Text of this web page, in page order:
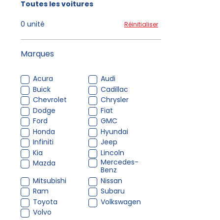
Toutes les voitures
0 unité Réinitialiser
Marques
Acura
Audi
Buick
Cadillac
Chevrolet
Chrysler
Dodge
Fiat
Ford
GMC
Honda
Hyundai
Infiniti
Jeep
Kia
Lincoln
Mazda
Mercedes-
Benz
Mitsubishi
Nissan
Ram
Subaru
Toyota
Volkswagen
Volvo